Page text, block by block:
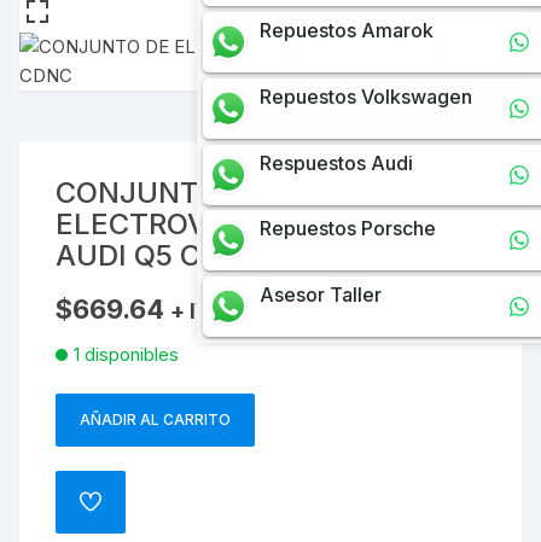
CONJUNTO DE
ELECTROVENTILADORES
AUDI Q5 CDNC
$669.64 + IVA
1 disponibles
CONJUNTO
ELECTROVENTILADORES
AUDI
AÑADIR AL CARRITO
ADD
Repuestos Amarok
Repuestos Volkswagen
Respuestos Audi
Repuestos Porsche
Asesor Taller